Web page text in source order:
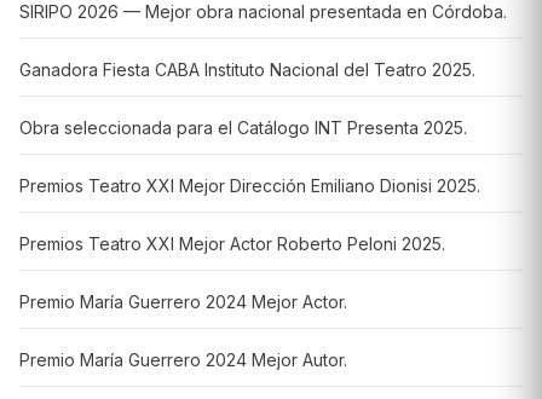
SIRIPO 2026 — Mejor obra nacional presentada en Córdoba.
Ganadora Fiesta CABA Instituto Nacional del Teatro 2025.
Obra seleccionada para el Catálogo INT Presenta 2025.
Premios Teatro XXI Mejor Dirección Emiliano Dionisi 2025.
Premios Teatro XXI Mejor Actor Roberto Peloni 2025.
Premio María Guerrero 2024 Mejor Actor.
Premio María Guerrero 2024 Mejor Autor.